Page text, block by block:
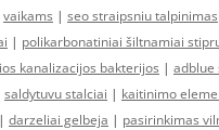
vaikams | seo straipsniu talpinimas
| polikarbonatiniai šiltnamiai
kanalizacijos bakterijos | adblue
saldytuvu stalciai | kaitinimo
| darzeliai gelbeja | pasirinkimas